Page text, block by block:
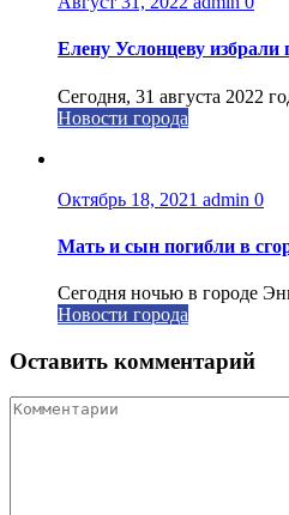
Елену Услонцеву избрали
Сегодня, 31 августа 2022
Новости города
Октябрь 18, 2021 admin 0
Мать и сын погибли в
Сегодня ночью в городе
Новости города
Оставить комментарий